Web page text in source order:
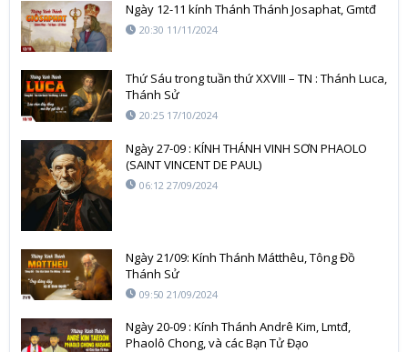
Ngày 12-11 kính Thánh Thánh Josaphat, Gmtđ
20:30 11/11/2024
Thứ Sáu trong tuần thứ XXVIII – TN : Thánh Luca,
Thánh Sử
20:25 17/10/2024
Ngày 27-09 : KÍNH THÁNH VINH SƠN PHAOLO
(SAINT VINCENT DE PAUL)
06:12 27/09/2024
Ngày 21/09: Kính Thánh Mátthêu, Tông Đồ
Thánh Sử
09:50 21/09/2024
Ngày 20-09 : Kính Thánh Andrê Kim, Lmtđ,
Phaolô Chong, và các Bạn Tử Đạo